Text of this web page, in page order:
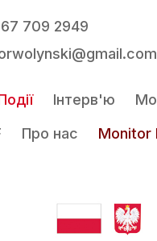
709 2949
Інтерв'ю
Про нас Monitor